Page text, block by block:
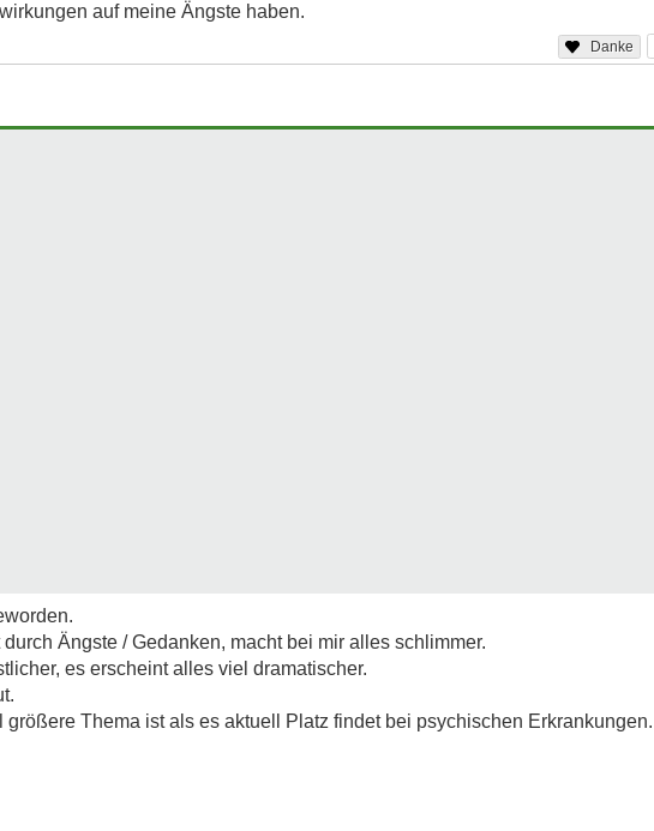
auf meine Ängste haben.
Ängste / Gedanken, macht bei mir alles schlimmer.
es erscheint alles viel dramatischer.
Thema ist als es aktuell Platz findet bei psychischen Erkrankungen.